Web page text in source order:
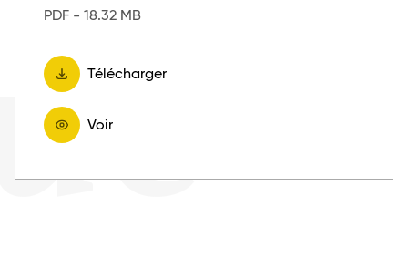
PDF - 18.32 MB
Télécharger
Voir